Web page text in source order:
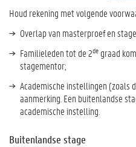
Houd rekening met volgende
Overlap van masterproef en
Familieleden tot de 2de graad
stagementor;
Academische instellingen (zoals
aanmerking. Een buitenlandse
academische instelling.
Buitenlandse stage